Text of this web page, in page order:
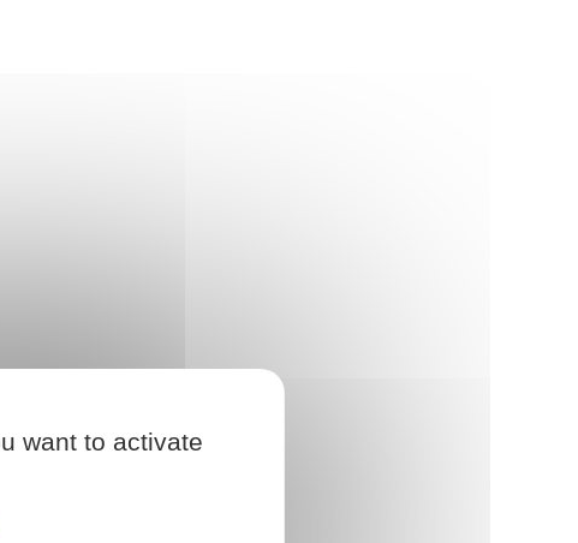
want to activate